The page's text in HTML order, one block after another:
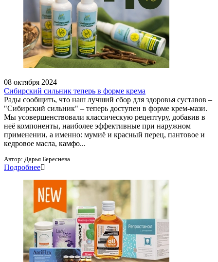
08 октября 2024
Сибирский сильник теперь в форме крема
Рады сообщить, что наш лучший сбор для здоровья суставов –
"Сибирский сильник" – теперь доступен в форме крем-мази.
Мы усовершенствовали классическую рецептуру, добавив в
неё компоненты, наиболее эффективные при наружном
применении, а именно: мумиё и красный перец, пантовое и
кедровое масла, камфо...
Автор: Дарья Береснева
Подробнее